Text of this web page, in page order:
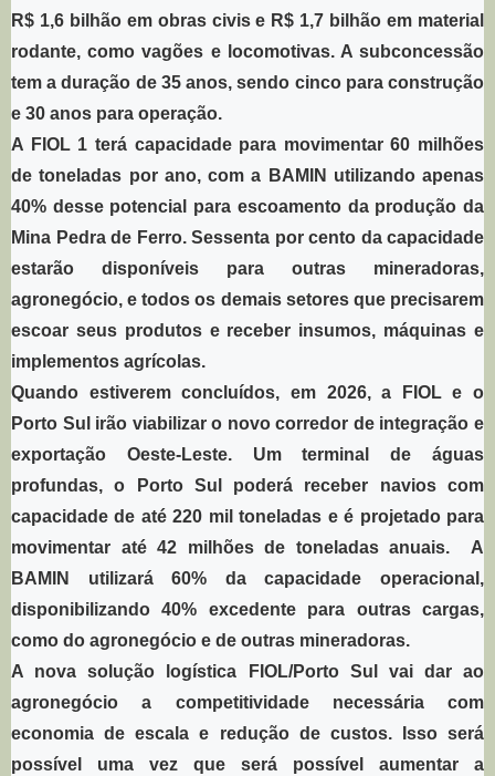
R$ 1,6 bilhão em obras civis e R$ 1,7 bilhão em material
rodante, como vagões e locomotivas. A subconcessão
tem a duração de 35 anos, sendo cinco para construção
e 30 anos para operação.
A FIOL 1 terá capacidade para movimentar 60 milhões
de toneladas por ano, com a BAMIN utilizando apenas
40% desse potencial para escoamento da produção da
Mina Pedra de Ferro. Sessenta por cento da capacidade
estarão disponíveis para outras mineradoras,
agronegócio, e todos os demais setores que precisarem
escoar seus produtos e receber insumos, máquinas e
implementos agrícolas.
Quando estiverem concluídos, em 2026, a FIOL e o
Porto Sul irão viabilizar o novo corredor de integração e
exportação Oeste-Leste. Um terminal de águas
profundas, o Porto Sul poderá receber navios com
capacidade de até 220 mil toneladas e é projetado para
movimentar até 42 milhões de toneladas anuais. A
BAMIN utilizará 60% da capacidade operacional,
disponibilizando 40% excedente para outras cargas,
como do agronegócio e de outras mineradoras.
A nova solução logística FIOL/Porto Sul vai dar ao
agronegócio a competitividade necessária com
economia de escala e redução de custos. Isso será
possível uma vez que será possível aumentar a